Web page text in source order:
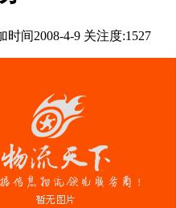
时间2008-4-9 关注度:1527